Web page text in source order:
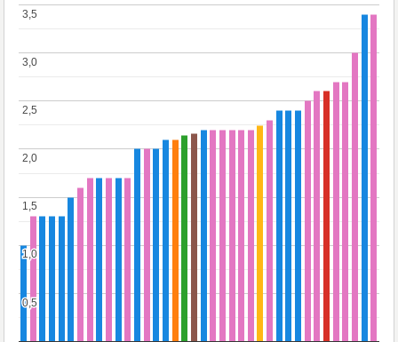
0,5
0,5
1,0
1,0
1,5
1,5
2,0
2,0
2,5
2,5
3,0
3,0
3,5
3,5